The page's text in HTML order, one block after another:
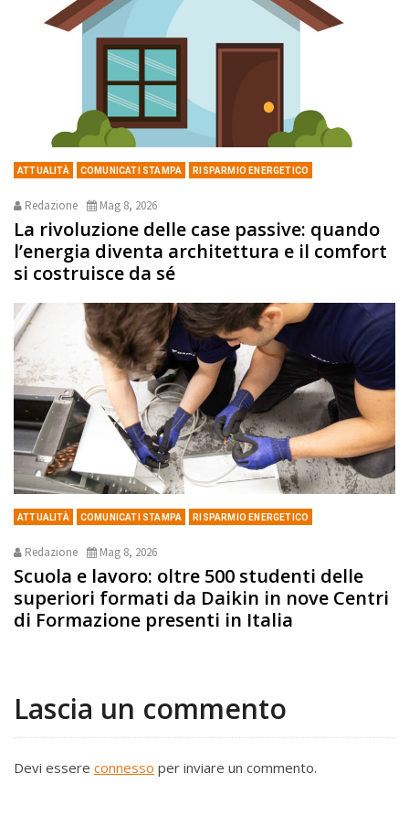
ATTUALITÀ COMUNICATI STAMPA RISPARMIO ENERGETICO
Redazione Mag 8, 2026
La rivoluzione delle case passive: quando
l’energia diventa architettura e il comfort
si costruisce da sé
ATTUALITÀ COMUNICATI STAMPA RISPARMIO ENERGETICO
Redazione Mag 8, 2026
Scuola e lavoro: oltre 500 studenti delle
superiori formati da Daikin in nove Centri
di Formazione presenti in Italia
Lascia un commento
Devi essere connesso per inviare un commento.